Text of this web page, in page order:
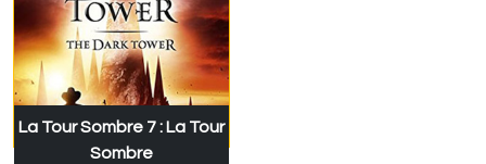
La Tour Sombre 7 : La Tour
Sombre